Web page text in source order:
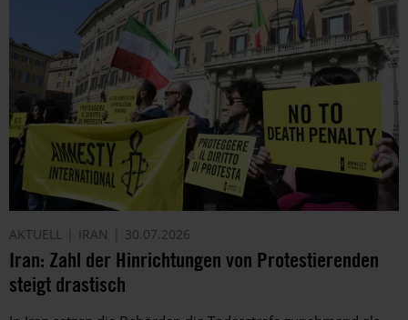
AKTUELL IRAN 30.07.2026
Iran: Zahl der Hinrichtungen von Protestierenden
steigt drastisch